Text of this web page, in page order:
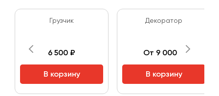
Грузчик
6 500 ₽
В корзину
Декоратор
От 9 000 ₽
В корзину